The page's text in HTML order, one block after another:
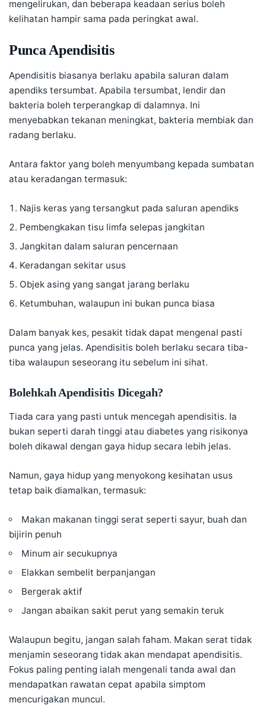
mengelirukan, dan beberapa keadaan serius boleh
kelihatan hampir sama pada peringkat awal.
Punca Apendisitis
Apendisitis biasanya berlaku apabila saluran dalam
apendiks tersumbat. Apabila tersumbat, lendir dan
bakteria boleh terperangkap di dalamnya. Ini
menyebabkan tekanan meningkat, bakteria membiak dan
radang berlaku.
Antara faktor yang boleh menyumbang kepada sumbatan
atau keradangan termasuk:
Najis keras yang tersangkut pada saluran apendiks
Pembengkakan tisu limfa selepas jangkitan
Jangkitan dalam saluran pencernaan
Keradangan sekitar usus
Objek asing yang sangat jarang berlaku
Ketumbuhan, walaupun ini bukan punca biasa
Dalam banyak kes, pesakit tidak dapat mengenal pasti
punca yang jelas. Apendisitis boleh berlaku secara tiba-
tiba walaupun seseorang itu sebelum ini sihat.
Bolehkah Apendisitis Dicegah?
Tiada cara yang pasti untuk mencegah apendisitis. Ia
bukan seperti darah tinggi atau diabetes yang risikonya
boleh dikawal dengan gaya hidup secara lebih jelas.
Namun, gaya hidup yang menyokong kesihatan usus
tetap baik diamalkan, termasuk:
Makan makanan tinggi serat seperti sayur, buah dan
bijirin penuh
Minum air secukupnya
Elakkan sembelit berpanjangan
Bergerak aktif
Jangan abaikan sakit perut yang semakin teruk
Walaupun begitu, jangan salah faham. Makan serat tidak
menjamin seseorang tidak akan mendapat apendisitis.
Fokus paling penting ialah mengenali tanda awal dan
mendapatkan rawatan cepat apabila simptom
mencurigakan muncul.